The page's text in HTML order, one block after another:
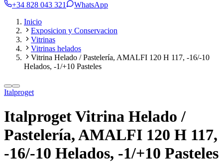
+34 828 043 321
WhatsApp
Inicio
Exposicion y Conservacion
Vitrinas
Vitrinas helados
Vitrina Helado / Pastelería, AMALFI 120 H 117, -16/-10
Helados, -1/+10 Pasteles
Italproget
Italproget Vitrina Helado /
Pastelería, AMALFI 120 H 117,
-16/-10 Helados, -1/+10 Pasteles